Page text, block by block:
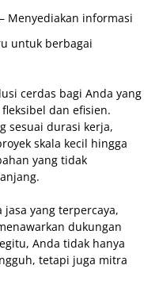
– Menyediakan informasi
untuk berbagai
cerdas bagi Anda yang
dan efisien.
sesuai durasi kerja,
skala kecil hingga
yang tidak
yang terpercaya,
dukungan
Anda tidak hanya
tetapi juga mitra